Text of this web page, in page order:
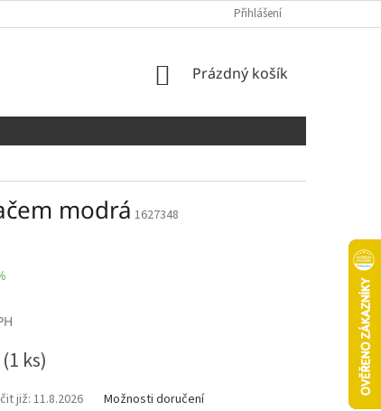
Přihlášení
NÁKUPNÍ
Prázdný košík
modrá 1627348
(1 ks)
11.8.2026 Možnosti doručení